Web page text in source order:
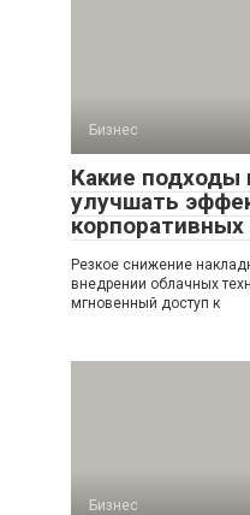
Бизнес
Какие подходы
улучшать
корпоративных
Резкое снижение
внедрении облачных
мгновенный доступ к
Бизнес